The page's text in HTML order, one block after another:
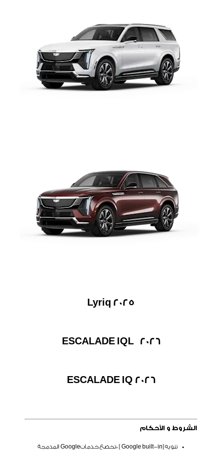
2025 Lyriq
2026 ESCALADE
IQL
2026 ESCALADE IQ
الشروط و الأحكام
تنويه [Google built-in ] *تخضع خدماتGoogle المدمجة